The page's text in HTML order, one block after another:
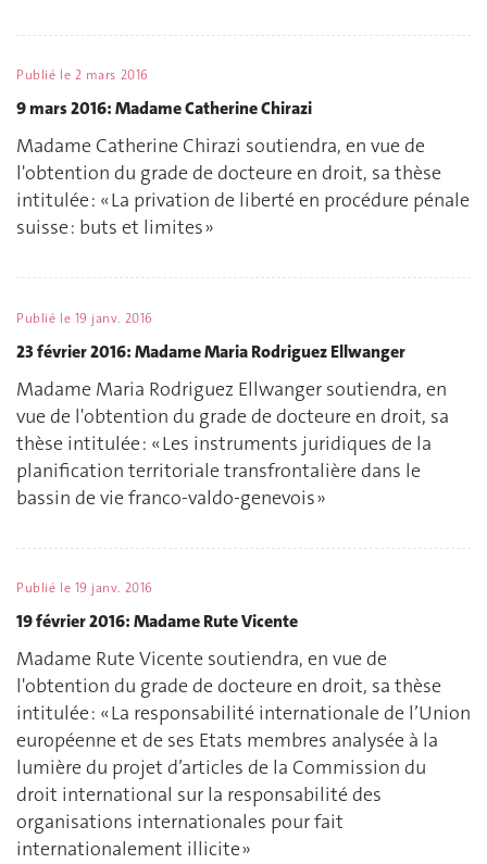
Publié le 2 mars 2016
9 mars 2016: Madame Catherine Chirazi
Madame Catherine Chirazi soutiendra, en vue de
l'obtention du grade de docteure en droit, sa thèse
intitulée : « La privation de liberté en procédure pénale
suisse : buts et limites »
Publié le 19 janv. 2016
23 février 2016: Madame Maria Rodriguez Ellwanger
Madame Maria Rodriguez Ellwanger soutiendra, en
vue de l'obtention du grade de docteure en droit, sa
thèse intitulée : « Les instruments juridiques de la
planification territoriale transfrontalière dans le
bassin de vie franco-valdo-genevois »
Publié le 19 janv. 2016
19 février 2016: Madame Rute Vicente
Madame Rute Vicente soutiendra, en vue de
l'obtention du grade de docteure en droit, sa thèse
intitulée : « La responsabilité internationale de l’Union
européenne et de ses Etats membres analysée à la
lumière du projet d’articles de la Commission du
droit international sur la responsabilité des
organisations internationales pour fait
internationalement illicite »